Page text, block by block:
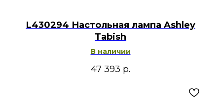
L430294 Настольная лампа Ashley
Tabish
В наличии
47 393 р.